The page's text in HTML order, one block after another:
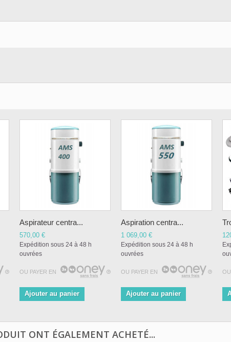
Aspirateur centra...
570,00 €
Expédition sous 24 à 48 h
ouvrées
OU PAYER EN
Ajouter au panier
Aspiration centra...
1 069,00 €
Expédition sous 24 à 48 h
ouvrées
OU PAYER EN
Ajouter au panier
ONT ÉGALEMENT ACHETÉ...